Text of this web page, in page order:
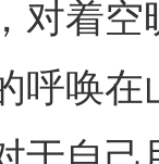
对着
呼唤